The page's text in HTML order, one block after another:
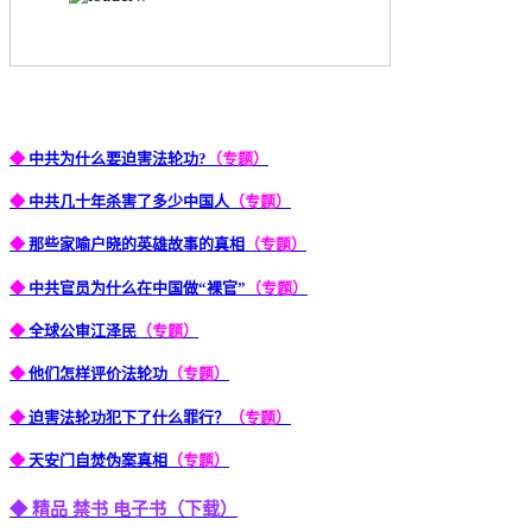
◆中共为什么要迫害法轮功? （专题）
◆中共几十年杀害了多少中国人 （专题）
◆那些家喻户晓的英雄故事的真相 （专题）
◆中共官员为什么在中国做“裸官” （专题）
◆全球公审江泽民 （专题）
◆他们怎样评价法轮功 （专题）
◆迫害法轮功犯下了什么罪行？ （专题）
◆天安门自焚伪案真相 （专题）
◆ 精品 禁书 电子书（下载）